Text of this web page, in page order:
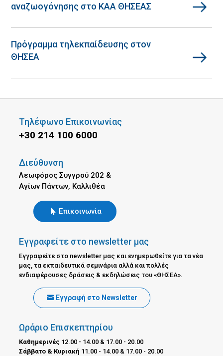
αναζωογόνησης στο ΚΑΑ ΘΗΣΕΑΣ
Πρόγραμμα τηλεκπαίδευσης στον
ΘΗΣΕΑ
Τηλέφωνο Επικοινωνίας
+30 214 100 6000
Διεύθυνση
Λεωφόρος Συγγρού 202 &
Αγίων Πάντων, Καλλιθέα
Επικοινωνία
Εγγραφείτε στο newsletter μας
Εγγραφείτε στο newsletter μας και ενημερωθείτε για τα νέα
μας, τα εκπαιδευτικά σεμινάρια αλλά και πολλές
ενδιαφέρουσες δράσεις & εκδηλώσεις του «ΘΗΣΕΑ».
Εγγραφή στο Newsletter
Ωράριο Επισκεπτηρίου
Καθημερινές 12.00 - 14.00 & 17.00 - 20.00
Σάββατο & Κυριακή 11.00 - 14.00 & 17.00 - 20.00